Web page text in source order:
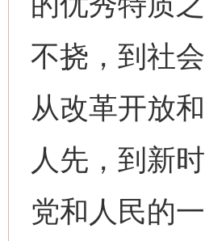
不挠，到社
从改革开放
人先，到新
党和人民的